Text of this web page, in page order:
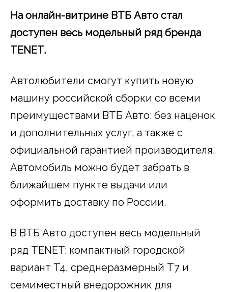
На онлайн-витрине ВТБ Авто стал
доступен весь модельный ряд бренда
TENET.
Автолюбители смогут купить новую
машину российской сборки со всеми
преимуществами ВТБ Авто: без наценок
и дополнительных услуг, а также с
официальной гарантией производителя.
Автомобиль можно будет забрать в
ближайшем пункте выдачи или
оформить доставку по России.
В ВТБ Авто доступен весь модельный
ряд TENET: компактный городской
вариант T4, среднеразмерный Т7 и
семиместный внедорожник для